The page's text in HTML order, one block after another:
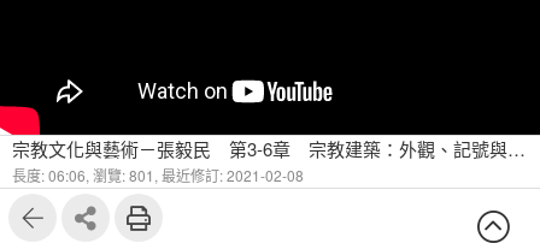
宗教文化與藝術－張毅民 第3-6章 宗教建築：外觀、記號與意義(二)
長度: 06:06, 瀏覽: 801, 最近修訂: 2021-02-08